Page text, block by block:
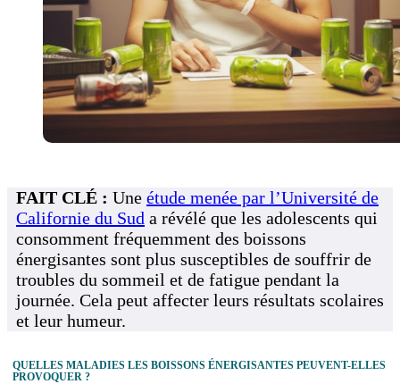
FAIT CLÉ : Une étude menée par l’Université de
Californie du Sud a révélé que les adolescents qui
consomment fréquemment des boissons
énergisantes sont plus susceptibles de souffrir de
troubles du sommeil et de fatigue pendant la
journée. Cela peut affecter leurs résultats scolaires
et leur humeur.
QUELLES MALADIES LES BOISSONS ÉNERGISANTES PEUVENT-ELLES
PROVOQUER ?